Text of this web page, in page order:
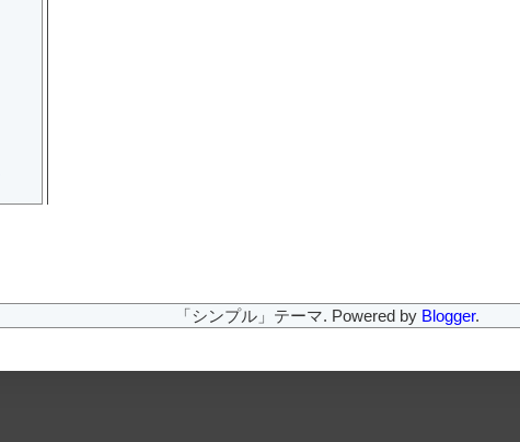
「シンプル」テーマ. Powered by Blogger.